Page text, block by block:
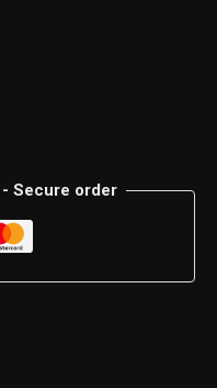
Secure order